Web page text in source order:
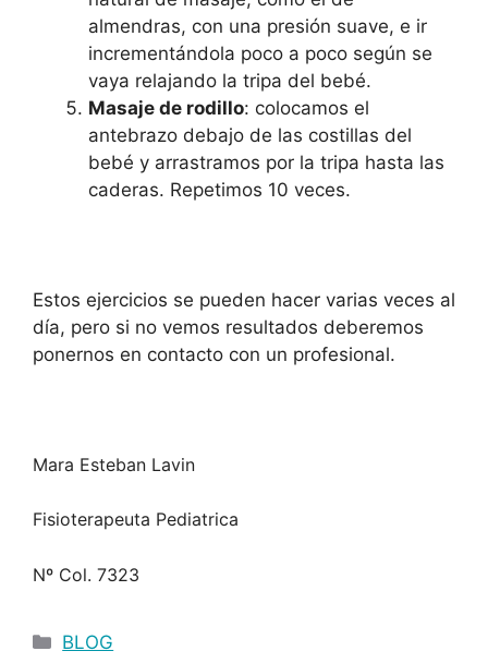
almendras, con una presión suave, e ir
incrementándola poco a poco según se
vaya relajando la tripa del bebé.
Masaje de rodillo: colocamos el
antebrazo debajo de las costillas del
bebé y arrastramos por la tripa hasta las
caderas. Repetimos 10 veces.
Estos ejercicios se pueden hacer varias veces al
día, pero si no vemos resultados deberemos
ponernos en contacto con un profesional.
Mara Esteban Lavin
Fisioterapeuta Pediatrica
Nº Col. 7323
BLOG